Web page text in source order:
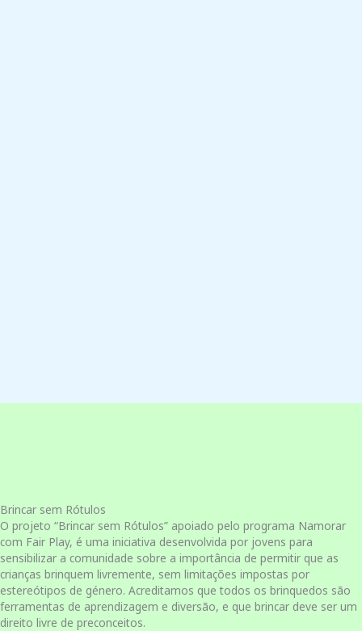
Brincar sem Rótulos
O projeto “Brincar sem Rótulos” apoiado pelo programa Namorar
com Fair Play, é uma iniciativa desenvolvida por jovens para
sensibilizar a comunidade sobre a importância de permitir que as
crianças brinquem livremente, sem limitações impostas por
estereótipos de género. Acreditamos que todos os brinquedos são
ferramentas de aprendizagem e diversão, e que brincar deve ser um
direito livre de preconceitos.